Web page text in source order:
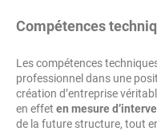
Compétences
Les compétences
professionnel dans une
création d’entreprise
en effet en mesure
de la future structure, tout